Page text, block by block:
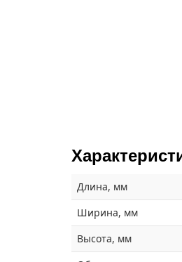
Длина, мм
Ширина, мм
Высота, мм